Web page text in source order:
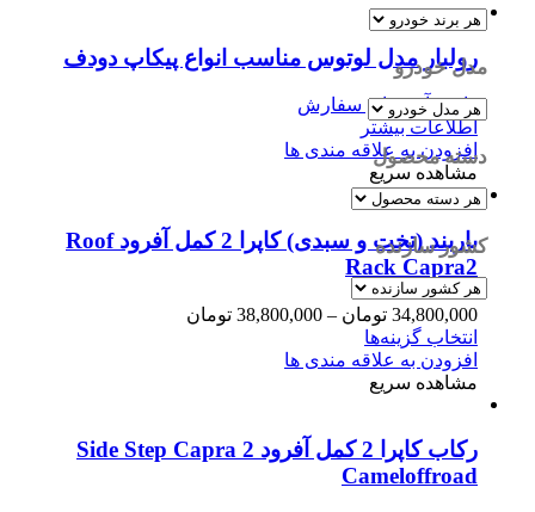
مدل خودرو
دسته محصول
کشور سازنده
رولبار مدل لوتوس مناسب انواع پیکاپ دودف
واتس آپ برای سفارش
اطلاعات بیشتر
افزودن به علاقه مندی ها
مشاهده سریع
باربند (تخت و سبدی) کاپرا 2 کمل آفرود Roof
Rack Capra2
34,800,000 تومان –
38,800,000 تومان
انتخاب گزینه‌ها
افزودن به علاقه مندی ها
مشاهده سریع
رکاب کاپرا 2 کمل آفرود Side Step Capra 2
Cameloffroad